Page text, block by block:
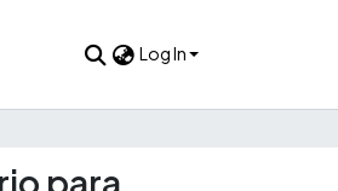
Log In
para